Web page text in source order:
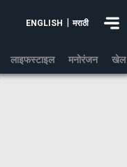
ENGLISH मराठी
लाइफस्टाइल मनोरंजन खेल